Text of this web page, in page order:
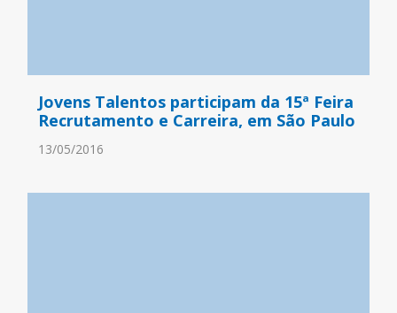
Jovens Talentos participam da 15ª Feira
Recrutamento e Carreira, em São Paulo
13/05/2016